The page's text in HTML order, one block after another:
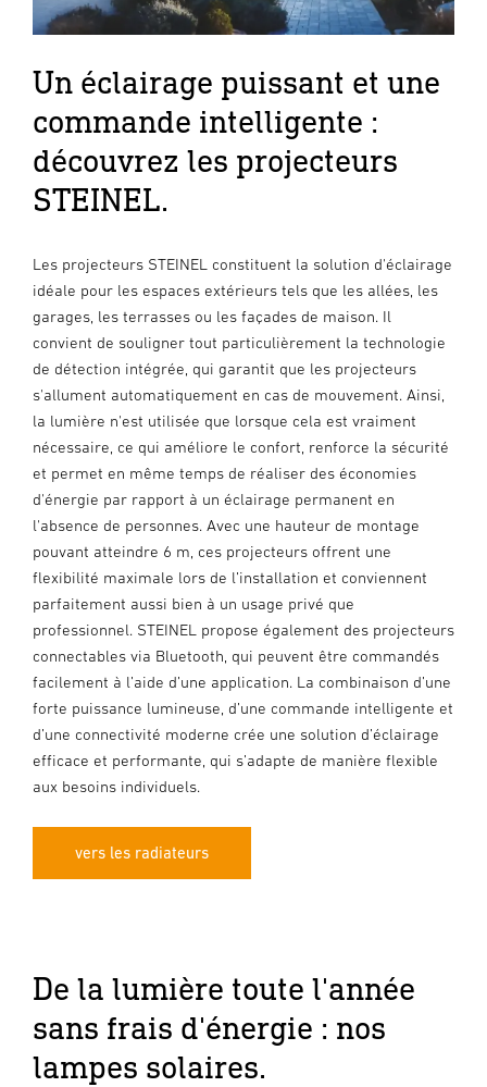
Un éclairage puissant et une
commande intelligente :
découvrez les projecteurs
STEINEL.
Les projecteurs STEINEL constituent la solution d'éclairage
idéale pour les espaces extérieurs tels que les allées, les
garages, les terrasses ou les façades de maison. Il
convient de souligner tout particulièrement la technologie
de détection intégrée, qui garantit que les projecteurs
s'allument automatiquement en cas de mouvement. Ainsi,
la lumière n'est utilisée que lorsque cela est vraiment
nécessaire, ce qui améliore le confort, renforce la sécurité
et permet en même temps de réaliser des économies
d'énergie par rapport à un éclairage permanent en
l'absence de personnes. Avec une hauteur de montage
pouvant atteindre 6 m, ces projecteurs offrent une
flexibilité maximale lors de l’installation et conviennent
parfaitement aussi bien à un usage privé que
professionnel. STEINEL propose également des projecteurs
connectables via Bluetooth, qui peuvent être commandés
facilement à l’aide d’une application. La combinaison d’une
forte puissance lumineuse, d’une commande intelligente et
d’une connectivité moderne crée une solution d’éclairage
efficace et performante, qui s’adapte de manière flexible
aux besoins individuels.
vers les radiateurs
De la lumière toute l'année
sans frais d'énergie : nos
lampes solaires.